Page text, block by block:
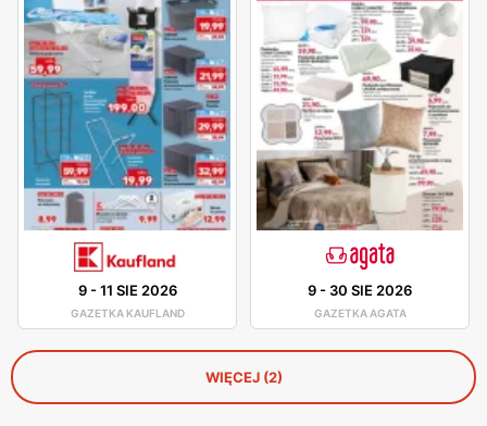
9-11 SIE 2026
GAZETKA KAUFLAND
9- 30 SIE 2026
GAZETKA AGATA
WIĘCEJ (2)